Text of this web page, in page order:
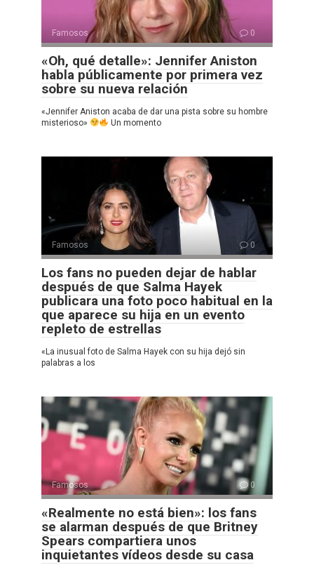
Famosos 0
«Oh, qué detalle»: Jennifer Aniston
habla públicamente por primera vez
sobre su nueva relación
«Jennifer Aniston acaba de dar una pista sobre su hombre
misterioso»
Un momento
Famosos 0
Los fans no pueden dejar de hablar
después de que Salma Hayek
publicara una foto poco habitual en la
que aparece su hija en un evento
repleto de estrellas
«La inusual foto de Salma Hayek con su hija dejó sin
palabras a los
Famosos 0
«Realmente no está bien»: los fans
se alarman después de que Britney
Spears compartiera unos
inquietantes vídeos desde su casa